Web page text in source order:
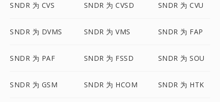
SNDR 为 CVS SNDR 为 CVSD SNDR 为 CVU
SNDR 为 DVMS SNDR 为 VMS SNDR 为 FAP
SNDR 为 PAF SNDR 为 FSSD SNDR 为 SOU
SNDR 为 GSM SNDR 为 HCOM SNDR 为 HTK